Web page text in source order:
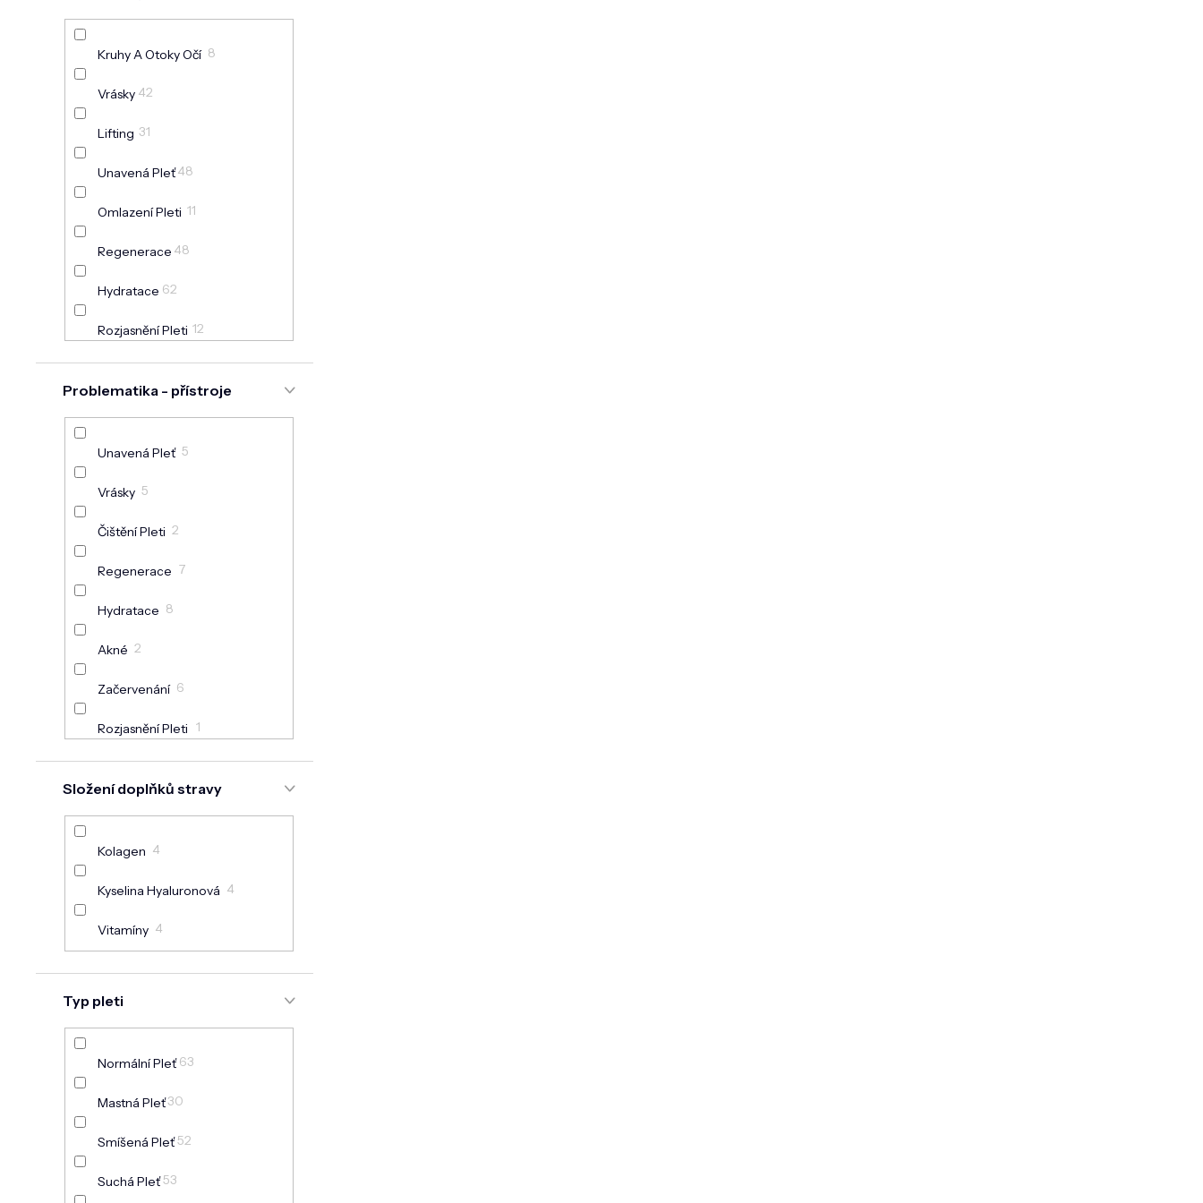
Kruhy A Otoky Očí 8
Vrásky 42
Lifting 31
Unavená Pleť48
Omlazení Pleti 11
Regenerace 48
Hydratace 62
Rozjasnění Pleti 12
7
Začervenání29
Pigmentové Skvrny
Čištění Pleti 7
Černé Tečky 8
Matující
Masáž Pleti
Problematika - přístroje
Unavená Pleť 5
Vrásky 5
Čištění Pleti 2
Regenerace 7
Hydratace 8
Akné 2
Začervenání 6
Rozjasnění Pleti 1
2
Černé Tečky
Rozšířené Póry
Omlazení Pleti, Lifting,
Pleti
Složení doplňků stravy
Kolagen 4
Kyselina Hyaluronová 4
Vitamíny 4
Typ pleti
Normální Pleť 63
Mastná Pleť30
Smíšená Pleť52
Suchá Pleť53